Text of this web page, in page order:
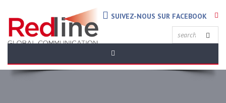
SUIVEZ-NOUS SUR FACEBOOK